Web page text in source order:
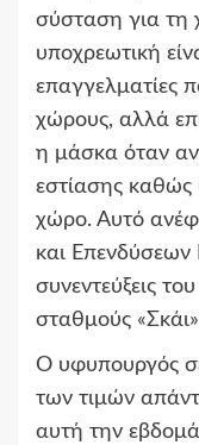
σύσταση για τη
υποχρεωτική
επαγγελματίες
χώρους, αλλά
η μάσκα όταν
εστίασης καθώς
χώρο. Αυτό
και
συνεντεύξεις
σταθμούς
Ο υφυπουργός
των τιμών
αυτή την